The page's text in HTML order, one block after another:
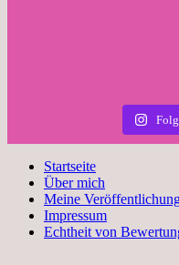
Startseite
Über mich
Meine
Impressum
Echtheit von